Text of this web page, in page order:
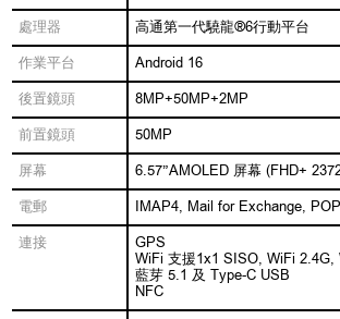
處理器 高通第一代驍龍®6行動平台
作業平台 Android 16
後置鏡頭 8MP+50MP+2MP
前置鏡頭 50MP
屏幕 6.57”AMOLED 屏幕 (FHD+
電郵 IMAP4, Mail for Exchange,
連接
GPS
WiFi 支援1x1 SISO, WiFi 2.4G,
藍芽 5.1 及 Type-C USB
NFC